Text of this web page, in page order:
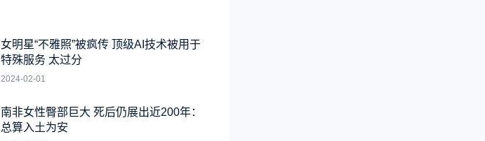
女明星“不雅照”被疯传 顶级AI技术被用于
特殊服务 太过分
2024-02-01
南非女性臀部巨大 死后仍展出近200年：
总算入土为安